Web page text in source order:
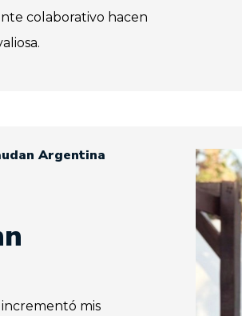
colaborativo hacen
Argentina
incrementó mis